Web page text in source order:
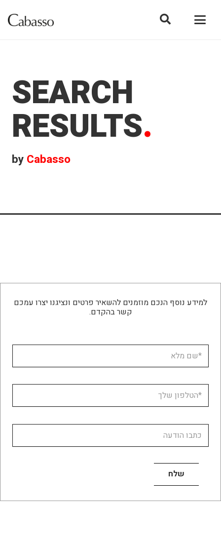
SEARCH
RESULTS.
by Cabasso
למידע נוסף הנכם מוזמנים להשאיר פרטים ונציגנו יצרו עמכם
קשר בהקדם.